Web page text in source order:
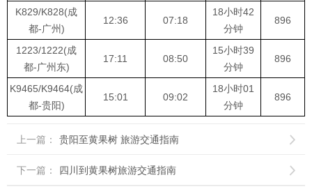
K829/K828(成
都-广州)
12:36 07:18
18小时42
分钟
896
1223/1222(成
都-广州东)
17:11 08:50
15小时39
分钟
896
K9465/K9464(成
都-贵阳)
15:01 09:02
18小时01
分钟
896
上一篇： 贵阳至黄果树 旅游交通指南 
下一篇： 四川到黄果树旅游交通指南 